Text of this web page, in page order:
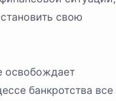
свою
освобождает
банкротства все